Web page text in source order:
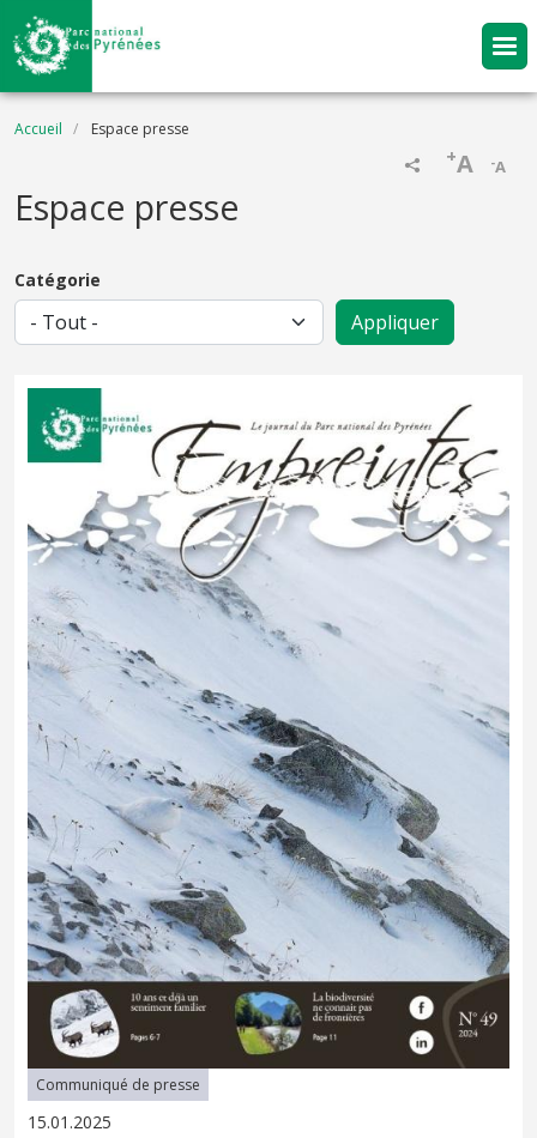
Aller au contenu principal
Fil d'Ariane
Accueil Espace presse
-A
+A
Espace presse
Catégorie
Communiqué de presse
15.01.2025